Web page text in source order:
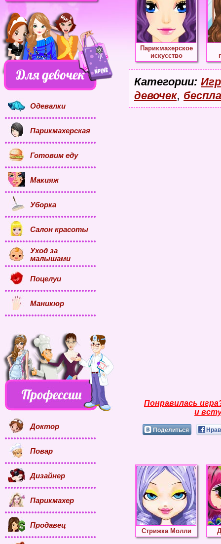
Парикмахерское
искусство
Категории:
девочек,
Понравилась
и
Поделиться
Стрижка Молли
Одевалки
Парикмахерская
Готовим еду
Макияж
Уборка
Салон красоты
Уход за
малышами
Поцелуи
Маникюр
Доктор
Повар
Дизайнер
Парикмахер
Продавец